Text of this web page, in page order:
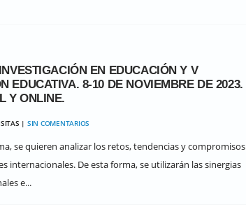
EN EDUCACIÓN Y V
EDUCATIVA. 8-10 DE NOVIEMBRE DE 2023.
Y ONLINE.
| SIN COMENTARIOS
se quieren analizar los retos, tendencias y compromisos
internacionales. De esta forma, se utilizarán las sinergias
e...